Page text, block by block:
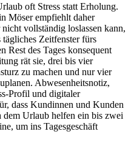
oft Stress statt Erholung.
Möser empfiehlt daher
vollständig loslassen kann,
Zeitfenster fürs
Rest des Tages konsequent
rät sie, drei bis vier
zu machen und nur vier
Abwesenheitsnotiz,
Profil und digitaler
dass Kundinnen und Kunden
Urlaub helfen ein bis zwei
um ins Tagesgeschäft